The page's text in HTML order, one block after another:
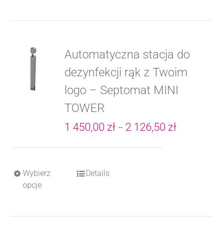
Automatyczna stacja do
dezynfekcji rąk z Twoim
logo – Septomat MINI
TOWER
1 450,00 zł – 2 126,50 złZakres
Wybierz
opcje
TenDetails